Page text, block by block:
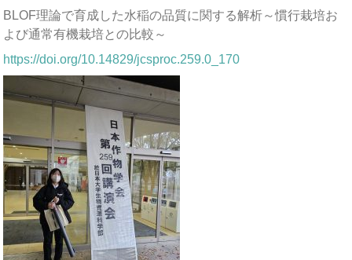
BLOF理論で育成した水稲の品質に関する解析～慣行栽培お
よび通常有機栽培との比較～
https://doi.org/10.14829/jcsproc.259.0_170